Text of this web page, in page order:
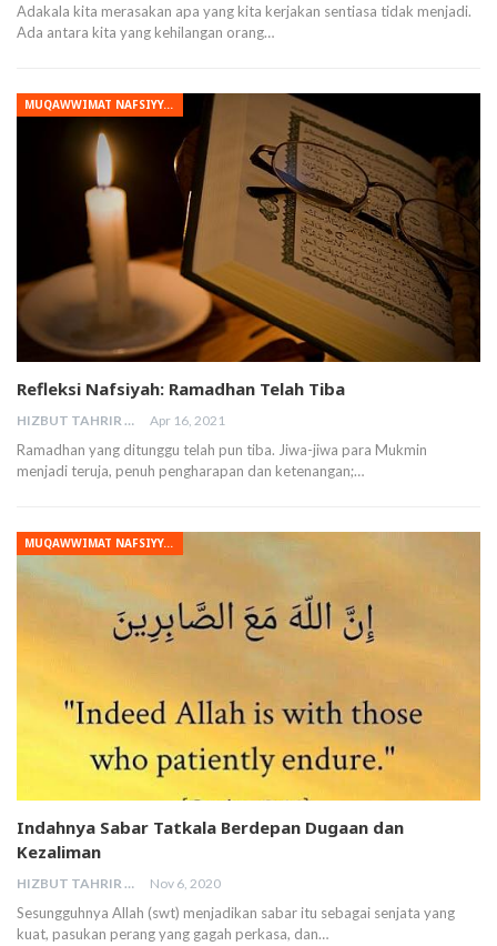
Adakala kita merasakan apa yang kita kerjakan sentiasa tidak menjadi.
Ada antara kita yang kehilangan orang…
MUQAWWIMAT NAFSIYYAH
Refleksi Nafsiyah: Ramadhan Telah Tiba
HIZBUT TAHRIR MALAYSIA Apr 16, 2021
Ramadhan yang ditunggu telah pun tiba. Jiwa-jiwa para Mukmin
menjadi teruja, penuh pengharapan dan ketenangan;…
MUQAWWIMAT NAFSIYYAH
Indahnya Sabar Tatkala Berdepan Dugaan dan
Kezaliman
HIZBUT TAHRIR MALAYSIA Nov 6, 2020
Sesungguhnya Allah (swt) menjadikan sabar itu sebagai senjata yang
kuat, pasukan perang yang gagah perkasa, dan…